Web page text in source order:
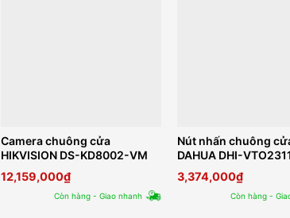
Camera chuông cửa
HIKVISION DS-KD8002-VM
12,159,000₫
Còn hàng - Giao nhanh
Nút nhấn chuông
DAHUA DHI-
3,374,000₫
Còn hàng -